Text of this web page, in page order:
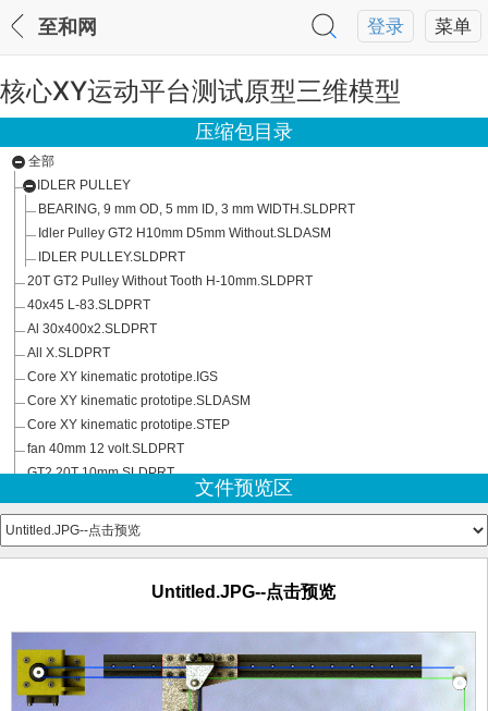
菜单
登录
至和网
核心XY运动平台测试原型三维模型
压缩包目录
全部
IDLER PULLEY
BEARING, 9 mm OD, 5 mm ID, 3 mm WIDTH.SLDPRT
Idler Pulley GT2 H10mm D5mm Without.SLDASM
IDLER PULLEY.SLDPRT
20T GT2 Pulley Without Tooth H-10mm.SLDPRT
40x45 L-83.SLDPRT
Al 30x400x2.SLDPRT
All X.SLDPRT
Core XY kinematic prototipe.IGS
Core XY kinematic prototipe.SLDASM
Core XY kinematic prototipe.STEP
fan 40mm 12 volt.SLDPRT
GT2 20T 10mm.SLDPRT
MGN12-H.SLDPRT
MGN12C.SLDPRT
Nema17 mount L.SLDPRT
PTFE 18x5x2.SLDPRT
Threaded stud M5.SLDPRT
文件预览区
Untitled.JPG--点击预览